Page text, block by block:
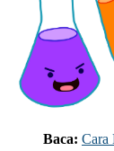
Baca: Cara